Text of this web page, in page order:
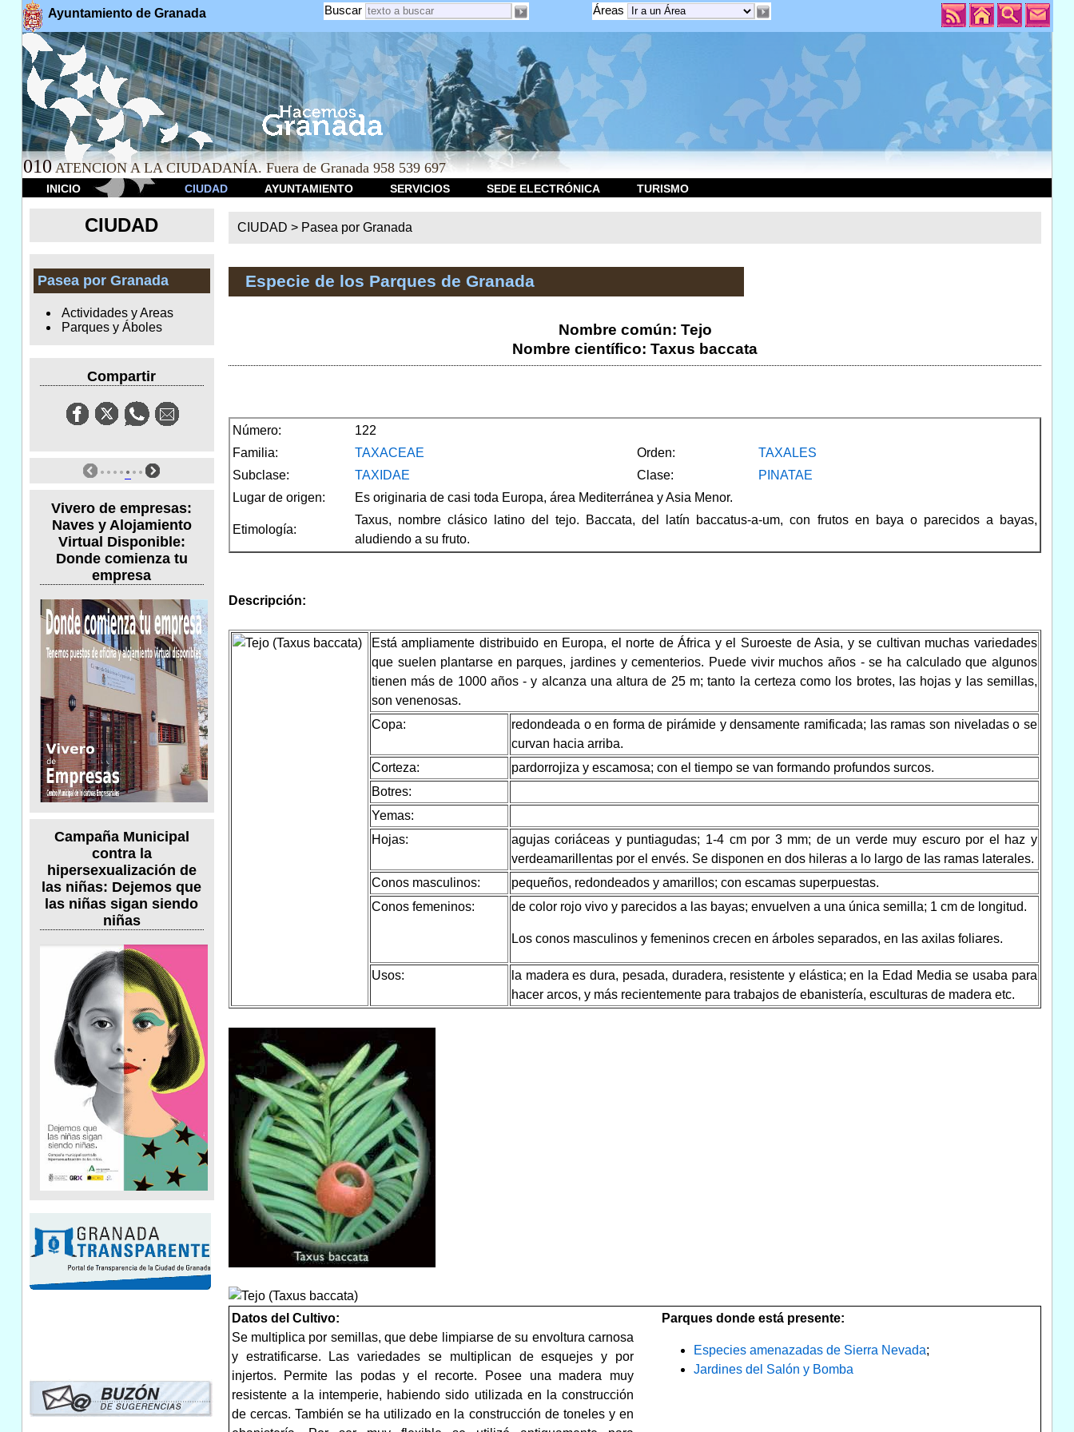
Ayuntamiento de Granada Áreas
Buscar
010 ATENCION A LA CIUDADANÍA. Fuera de Granada 958 539 697
INICIO CIUDAD AYUNTAMIENTO SERVICIOS SEDE ELECTRÓNICA TURISMO
CIUDAD
Pasea por Granada
Actividades y Areas
Parques y Áboles
Compartir
Vivero de empresas:
Naves y Alojamiento
Virtual Disponible:
Donde comienza tu
empresa
Campaña Municipal
contra la
hipersexualización de
las niñas: Dejemos que
las niñas sigan siendo
niñas
CIUDAD > Pasea por Granada
Especie de los Parques de Granada
Nombre común: Tejo
Nombre científico: Taxus baccata
Número:
122
Familia:
TAXACEAE Orden:
TAXALES
Subclase:
TAXIDAE Clase:
PINATAE
Lugar de origen:
Es originaria de casi toda Europa, área Mediterránea y Asia Menor.
Etimología:
Taxus, nombre clásico latino del tejo. Baccata, del latín baccatus-a-um, con frutos en baya o parecidos a bayas,
aludiendo a su fruto.
Descripción:
Está ampliamente distribuido en Europa, el norte de África y el Suroeste de Asia, y se cultivan muchas variedades
que suelen plantarse en parques, jardines y cementerios. Puede vivir muchos años - se ha calculado que algunos
tienen más de 1000 años - y alcanza una altura de 25 m; tanto la certeza como los brotes, las hojas y las semillas,
son venenosas.
Copa:
redondeada o en forma de pirámide y densamente ramificada; las ramas son niveladas o se
curvan hacia arriba.
Corteza:
pardorrojiza y escamosa; con el tiempo se van formando profundos surcos.
Botres:
Yemas:
Hojas:
agujas coriáceas y puntiagudas; 1-4 cm por 3 mm; de un verde muy escuro por el haz y
verdeamarillentas por el envés. Se disponen en dos hileras a lo largo de Ias ramas laterales.
Conos masculinos:
pequeños, redondeados y amarillos; con escamas superpuestas.
Conos femeninos:
de color rojo vivo y parecidos a las bayas; envuelven a una única semilla; 1 cm de longitud.
Los conos masculinos y femeninos crecen en árboles separados, en las axilas foliares.
Usos:
la madera es dura, pesada, duradera, resistente y elástica; en la Edad Media se usaba para
hacer arcos, y más recientemente para trabajos de ebanistería, esculturas de madera etc.
Datos del Cultivo:
Se multiplica por semillas, que debe limpiarse de su envoltura carnosa
y estratificarse. Las variedades se multiplican de esquejes y por
injertos. Permite las podas y el recorte. Posee una madera muy
resistente a la intemperie, habiendo sido utilizada en la construcción
de cercas. También se ha utilizado en la construcción de toneles y en
Parques donde está presente:
Especies amenazadas de Sierra Nevada;
Jardines del Salón y Bomba